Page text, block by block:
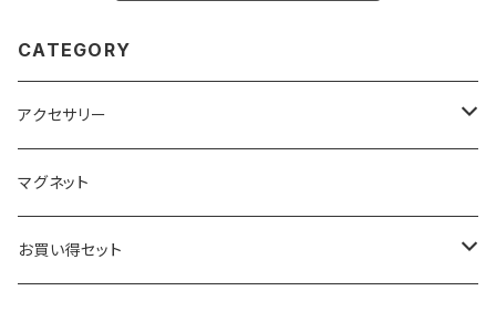
CATEGORY
アクセサリー
キーホルダー
ベーシック
ストラップ
マグネット
お買い得セット